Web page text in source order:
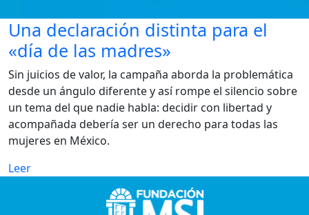
Una declaración distinta para el
«día de las madres»
Sin juicios de valor, la campaña aborda la problemática
desde un ángulo diferente y así rompe el silencio sobre
un tema del que nadie habla: decidir con libertad y
acompañada debería ser un derecho para todas las
mujeres en México.
Leer